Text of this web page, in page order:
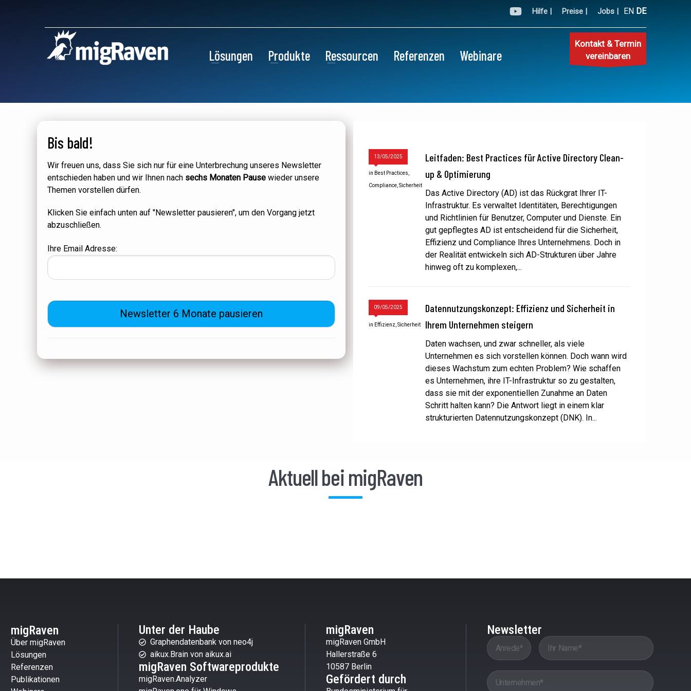
Hilfe | Preise | Jobs | EN DE
Lösungen Produkte Ressourcen Referenzen Webinare
Kontakt & Termin
vereinbaren
Bis bald!
Wir freuen uns, dass Sie sich nur für eine Unterbrechung unseres Newsletter
entschieden haben und wir Ihnen nach sechs Monaten Pause wieder unsere
Themen vorstellen dürfen.
Klicken Sie einfach unten auf "Newsletter pausieren", um den Vorgang jetzt
abzuschließen.
Ihre Email Adresse:
13/05/2025
in Best Practices
Compliance Sicherheit
Leitfaden: Best Practices für Active Directory Clean-
up & Optimierung
Das Active Directory (AD) ist das Rückgrat Ihrer IT-
Infrastruktur. Es verwaltet Identitäten, Berechtigungen
und Richtlinien für Benutzer, Computer und Dienste. Ein
gut gepflegtes AD ist entscheidend für die Sicherheit,
Effizienz und Compliance Ihres Unternehmens. Doch in
der Realität entwickeln sich AD-Strukturen über Jahre
hinweg oft zu komplexen,...
09/05/2025
in Effizienz Sicherheit
Datennutzungskonzept: Effizienz und Sicherheit in
Ihrem Unternehmen steigern
Daten wachsen, und zwar schneller, als viele
Unternehmen es sich vorstellen können. Doch wann wird
dieses Wachstum zum echten Problem? Wie schaffen
es Unternehmen, ihre IT-Infrastruktur so zu gestalten,
dass sie mit der exponentiellen Zunahme an Daten
Schritt halten kann? Die Antwort liegt in einem klar
strukturierten Datennutzungskonzept (DNK). In...
Aktuell bei migRaven
migRaven
Über migRaven
Lösungen
Referenzen
Publikationen
Unter der Haube
Graphendatenbank von neo4j
aikux.Brain von aikux.ai
migRaven Softwareprodukte
migRaven.Analyzer
migRaven
migRaven GmbH
Hallerstraße 6
10587 Berlin
Gefördert durch
Newsletter